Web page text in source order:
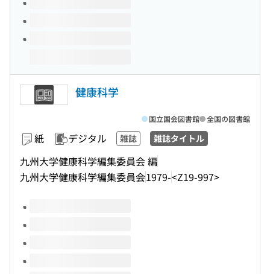
健康科学
紙 デジタル 雑誌 雑誌タイトル
九州大学健康科学編集委員会 編
九州大学健康科学編集委員会1979-<Z19-997>
国立国会図書館 全国の図書館
このタイトルの巻号